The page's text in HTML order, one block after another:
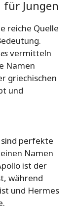
Jungen
reiche Quelle
vermitteln
Namen
griechischen
und
perfekte
Namen
ist der
während
und Hermes